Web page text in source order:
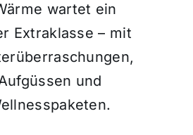
wartet ein
Extraklasse – mit
und